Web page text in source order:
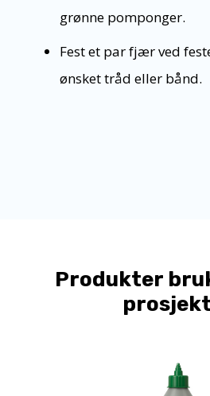
grønne pomponger.
Fest et par fjær ved
ønsket tråd eller bånd.
Produkter